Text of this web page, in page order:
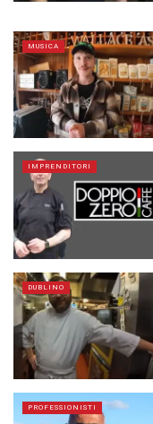
MUSICA
IMPRENDITORI
DUBLINO
PROFESSIONISTI